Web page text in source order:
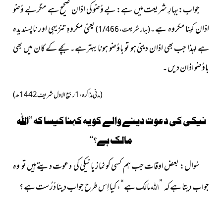
جواب:بہارِ شریعت میں ہے: بے وُضو کى اذان صحىح ہے مگر بے وُضو
اذان کہنا مکروہ ہے۔(بہار شریعت، 1/466)
یعنی مکروہِ تنزىہى اور ناپسندىدہ
ہے لہٰذا جب بھی اذان دینی ہو تو باوُضو ہونا بہتر ہے۔ بچے کے کان میں بھی
باوُضو اذان دیں۔
(مدنی مذاکرہ، 1ربیع الاول شریف 1442ھ)
نیکی کی دعوت دینے والے کو یہ کہنا کیسا کہ ”اللہ
مالک ہے؟“
سُوال: بعض اوقات جب ہم کسى کو نماز ىا نىکى کى دعوت دىتے ہىں تو وہ
جواب دیتا ہے کہ ”اللہمالک ہے“، کیا اِس طرح جواب دینا دُرُست ہے ؟